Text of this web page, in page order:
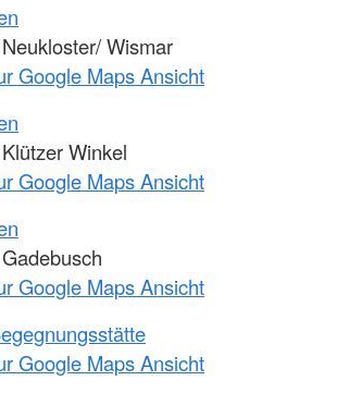
Wismar
Google Maps Ansicht
Winkel
Google Maps Ansicht
Google Maps Ansicht
Google Maps Ansicht